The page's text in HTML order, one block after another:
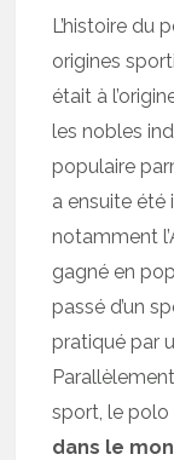
L’histoire du
origines
était à
les nobles
populaire
a ensuite été
notamment
gagné en
passé d’un
pratiqué par
sport, le
dans le